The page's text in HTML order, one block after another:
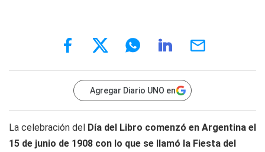
Agregar Diario UNO en
La celebración del Día del Libro comenzó en Argentina el
15 de junio de 1908 con lo que se llamó la Fiesta del